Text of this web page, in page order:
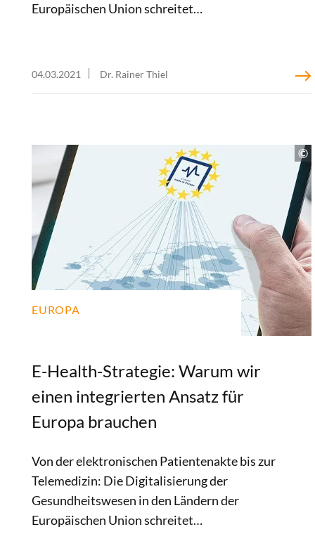
Europäischen Union schreitet
Vielzahl guter europäischer Initiativen im
integrierte E-Health-Strategie. Eine solche
Strategie muss auch einen gemeinsamen
europäischen Datenraum zur Förderung von
Innovationen, Wirtschaftswachstum und
einer optimalen
Gesundheitsversorgung umfassen.
04.03.2021 Dr. Rainer Thiel
EUROPA
E-Health-Strategie: Warum wir
einen integrierten Ansatz für
Europa brauchen
Von der elektronischen Patientenakte bis zur
Telemedizin: Die Digitalisierung der
Gesundheitswesen in den Ländern der
Europäischen Union schreitet